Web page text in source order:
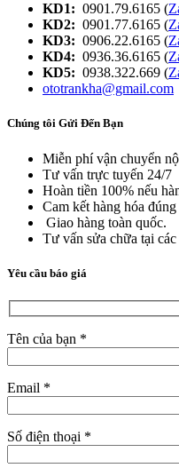
KD1: 0901.79.6165 (
KD2: 0901.77.6165 (
KD3: 0906.22.6165 (
KD4: 0936.36.6165 (
KD5: 0938.322.669 (
ototrankha@gmail.com
Chúng tôi Gửi Đến Bạn
Miễn phí vận chuyển
Tư vấn trực tuyến 24/7
Hoàn tiền 100% nếu
Cam kết hàng hóa
Giao hàng toàn quốc.
Tư vấn sửa chữa tại
Yêu cầu báo giá
Tên của bạn *
Email *
Số điện thoại *